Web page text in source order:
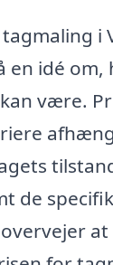
i
en idé om,
være.
de
at